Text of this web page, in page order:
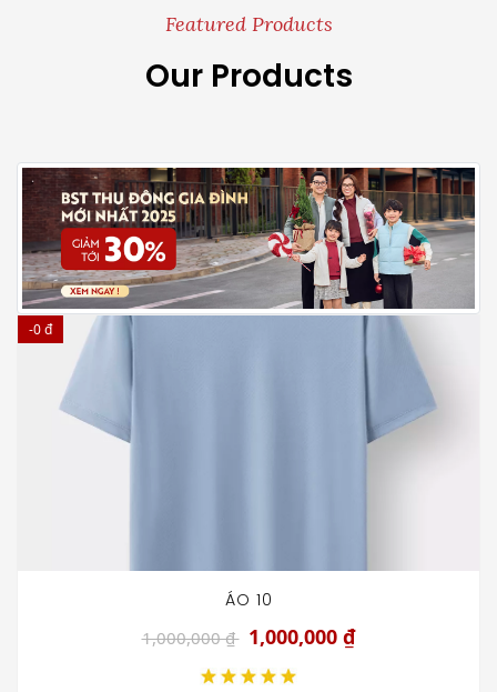
Featured Products
Our Products
-0 đ
ÁO 10
1,000,000 ₫ 1,000,000 ₫